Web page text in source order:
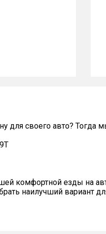
для своего авто?
комфортной езды на
наилучший вариант